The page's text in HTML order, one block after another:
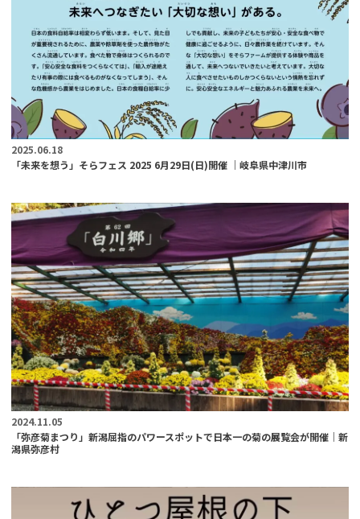
2025.06.18
「未来を想う」そらフェス 2025 6月29日(日)開催 ｜岐阜県中津川市
2024.11.05
「弥彦菊まつり」新潟屈指のパワースポットで日本一の菊の展覧会が開催｜新
潟県弥彦村